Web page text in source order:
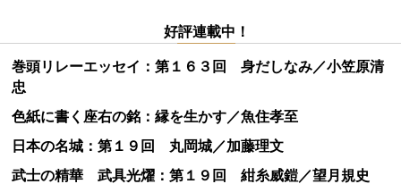
好評連載中！
巻頭リレーエッセイ：第１６３回 身だしなみ／小笠原清
忠
色紙に書く座右の銘：縁を生かす／魚住孝至
日本の名城：第１９回 丸岡城／加藤理文
武士の精華 武具光燿：第１９回 紺糸威鎧／望月規史